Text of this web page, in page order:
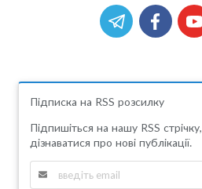
Підписка на RSS розсилку
Підпишіться на нашу RSS
дізнаватися про нові публікації.